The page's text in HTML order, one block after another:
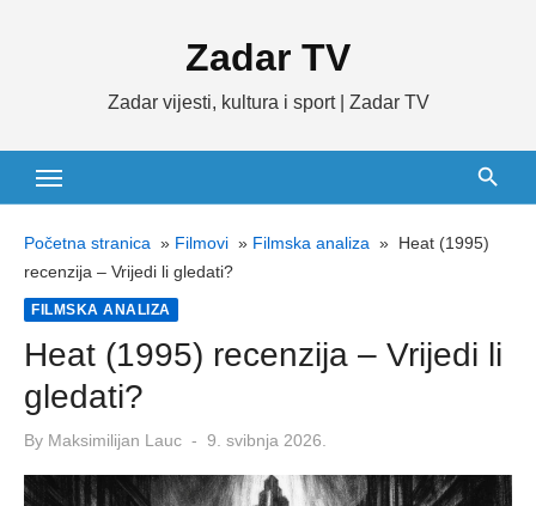
Zadar TV
Zadar vijesti, kultura i sport | Zadar TV
Početna stranica » Filmovi » Filmska analiza » Heat (1995)
recenzija – Vrijedi li gledati?
FILMSKA ANALIZA
Heat (1995) recenzija – Vrijedi li
gledati?
By Maksimilijan Lauc
Posted
9. svibnja 2026.